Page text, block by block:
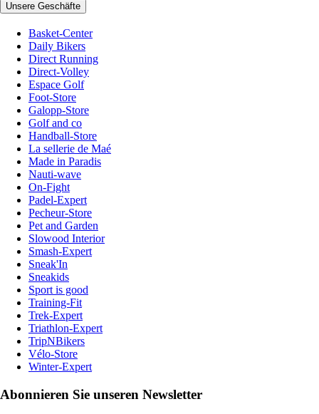
Unsere Geschäfte
Basket-Center
Daily Bikers
Direct Running
Direct-Volley
Espace Golf
Foot-Store
Galopp-Store
Golf and co
Handball-Store
La sellerie de Maé
Made in Paradis
Nauti-wave
On-Fight
Padel-Expert
Pecheur-Store
Pet and Garden
Slowood Interior
Smash-Expert
Sneak'In
Sneakids
Sport is good
Training-Fit
Trek-Expert
Triathlon-Expert
TripNBikers
Vélo-Store
Winter-Expert
Abonnieren Sie unseren Newsletter